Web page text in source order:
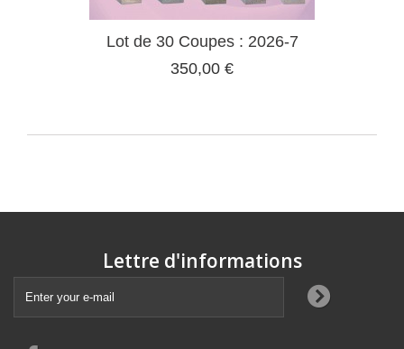
Lot de 30 Coupes : 2026-7
350,00 €
Lettre d'informations